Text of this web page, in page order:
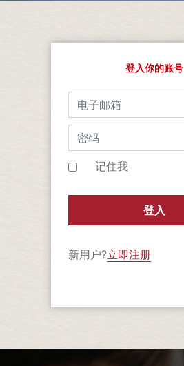
登入你的账号
记住我
登入
新用户?立即注册